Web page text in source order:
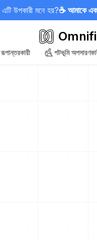
এটি উপকারী মনে হয়?☕ আমাকে এক
রূপান্তরকারী পটভূমি